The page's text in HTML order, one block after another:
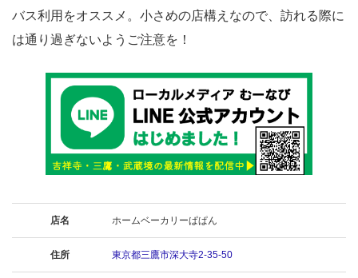
バス利用をオススメ。小さめの店構えなので、訪れる際に
は通り過ぎないようご注意を！
店名 ホームベーカリーぱぱん
住所 東京都三鷹市深大寺2-35-50